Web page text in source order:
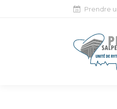
Prendre